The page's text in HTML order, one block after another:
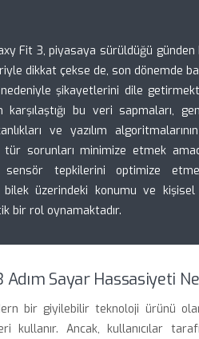
Fit 3, piyasaya sürüldüğü günden
dikkat çekse de, son dönemde
şikayetlerini dile
karşılaştığı bu veri sapmaları,
ve yazılım
tür sorunları minimize etmek
sensör tepkilerini optimize
bilek üzerindeki konumu ve
bir rol oynamaktadır.
Sayar Hassasiyeti
bir giyilebilir teknoloji ürünü
kullanır. Ancak, kullanıcılar